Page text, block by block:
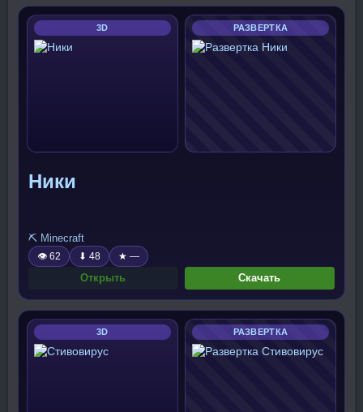
3D РАЗВЕРТКА
Ники
⛏️ Minecraft
👁 62 ⬇ 48 ★ —
Открыть Скачать
3D РАЗВЕРТКА